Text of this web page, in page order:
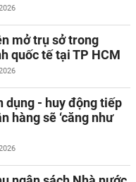
mở trụ sở trong
quốc tế tại TP HCM
dụng - huy động tiếp
hàng sẽ ‘căng như